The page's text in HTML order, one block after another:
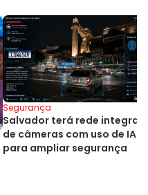
Segurança
Salvador terá rede
de câmeras com uso de IA
para ampliar segurança